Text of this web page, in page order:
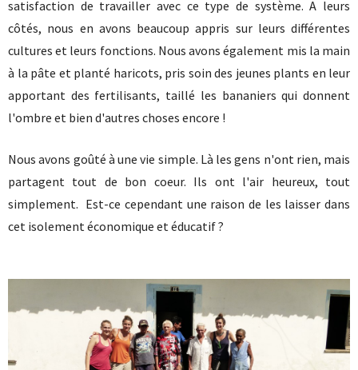
satisfaction de travailler avec ce type de système. A leurs
côtés, nous en avons beaucoup appris sur leurs différentes
cultures et leurs fonctions. Nous avons également mis la main
à la pâte et planté haricots, pris soin des jeunes plants en leur
apportant des fertilisants, taillé les bananiers qui donnent
l'ombre et bien d'autres choses encore !
Nous avons goûté à une vie simple. Là les gens n'ont rien, mais
partagent tout de bon coeur. Ils ont l'air heureux, tout
simplement. Est-ce cependant une raison de les laisser dans
cet isolement économique et éducatif ?